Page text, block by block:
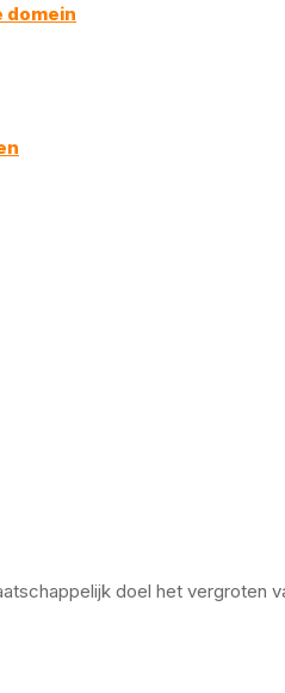
domein
doel het vergroten